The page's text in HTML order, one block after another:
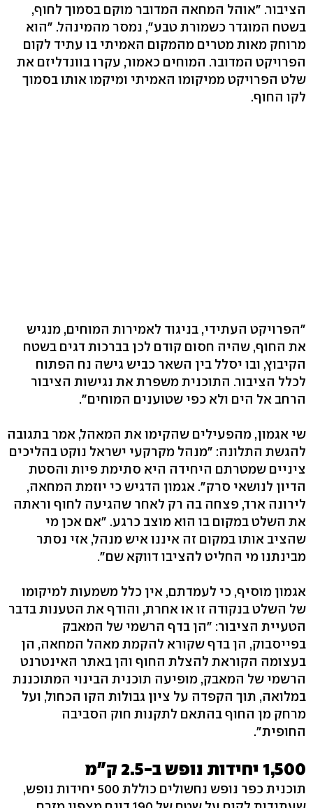
הציבור. "אוהל המחאה המדובר מוקם בסמוך לחוף,
בשטח המוגדר כשמורת טבע", נמסר מהמינהל. "הוא
מרוחק מאות מטרים מהמקום האמיתי בו עתיד לקום
הפרויקט המדובר. המוחים כאמור, עקרו בוונדליזם את
שלט הפרויקט ממיקומו האמיתי ומיקמו אותו בסמוך
לקו החוף.
"הפרויקט העתידי, בניגוד לאמירות המוחים, מנגיש
את החוף, שהיה חסום קודם לכן בברכות דגים בשטח
הקיבוץ, ובו יסלל בין השאר כביש גישה נח הפתוח
לכלל הציבור. התוכנית משפרת את נגישות הציבור
הרחב אל הים ולא כפי שטוענים המוחים".
שי אגמון, מהפעילים שהקימו את המאהל, אמר בתגובה
להגשת התלונה: "מנהל מקרקעי ישראל נוקט בהליכים
ציניים שמטרתם היחידה היא סתימת פיות והסטת
הדיון לנושאי סרק". אגמון הדגיש כי יוזמת המחאה,
לירונה ארד, פצחה בה רק לאחר שהגיעה לחוף וראתה
את השלט במקום בו הוא מוצב כרגע. "אם אכן מי
שהציב אותו במקום זה איננו איש מנהל, אזי נסתר
מבינתנו מי החליט להציבו דווקא שם".
אגמון מוסיף, כי לעמדתם, אין כלל משמעות למיקומו
של השלט בנקודה זו או אחרת, והודף את הטענות בדבר
הטעיית הציבור: "הן בדף הרשמי של המאבק
בפייסבוק, הן בדף שקורא להקמת מאהל המחאה, הן
בעצומה הקוראת להצלת החוף והן באתר האינטרנט
הרשמי של המאבק, מופיעה תוכנית הבינוי המתוכננת
במלואה, תוך הקפדה על ציון גבולות הקו הכחול, ועל
מרחק מן החוף בהתאם לתקנות חוק הסביבה
החופית".
1,500 יחידות נופש ב-2.5 ק"מ
תוכנית כפר נופש נחשולים כוללת 500 יחידות נופש,